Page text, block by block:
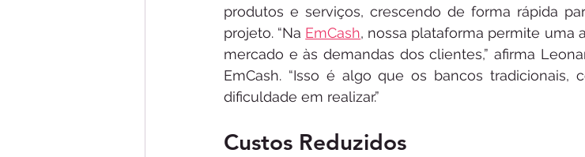
produtos e serviços, crescendo de forma rápida
projeto. “Na EmCash, nossa plataforma permite uma
mercado e às demandas dos clientes,” afirma
EmCash. “Isso é algo que os bancos tradicionais,
dificuldade em realizar.”
Custos Reduzidos